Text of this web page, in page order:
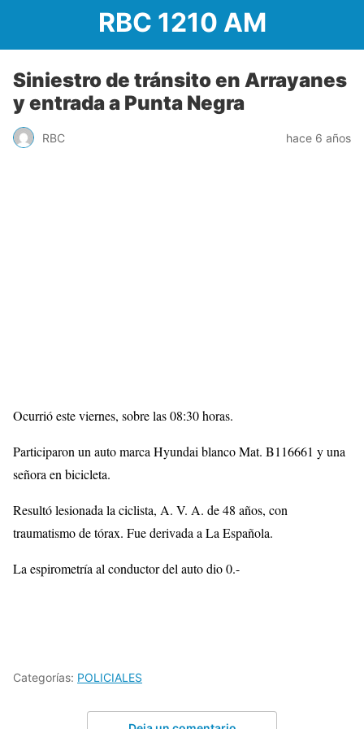
RBC 1210 AM
Siniestro de tránsito en Arrayanes
y entrada a Punta Negra
RBC hace 6 años
Ocurrió este viernes, sobre las 08:30 horas.
Participaron un auto marca Hyundai blanco Mat. B116661 y una
señora en bicicleta.
Resultó lesionada la ciclista, A. V. A. de 48 años, con
traumatismo de tórax. Fue derivada a La Española.
La espirometría al conductor del auto dio 0.-
Categorías: POLICIALES